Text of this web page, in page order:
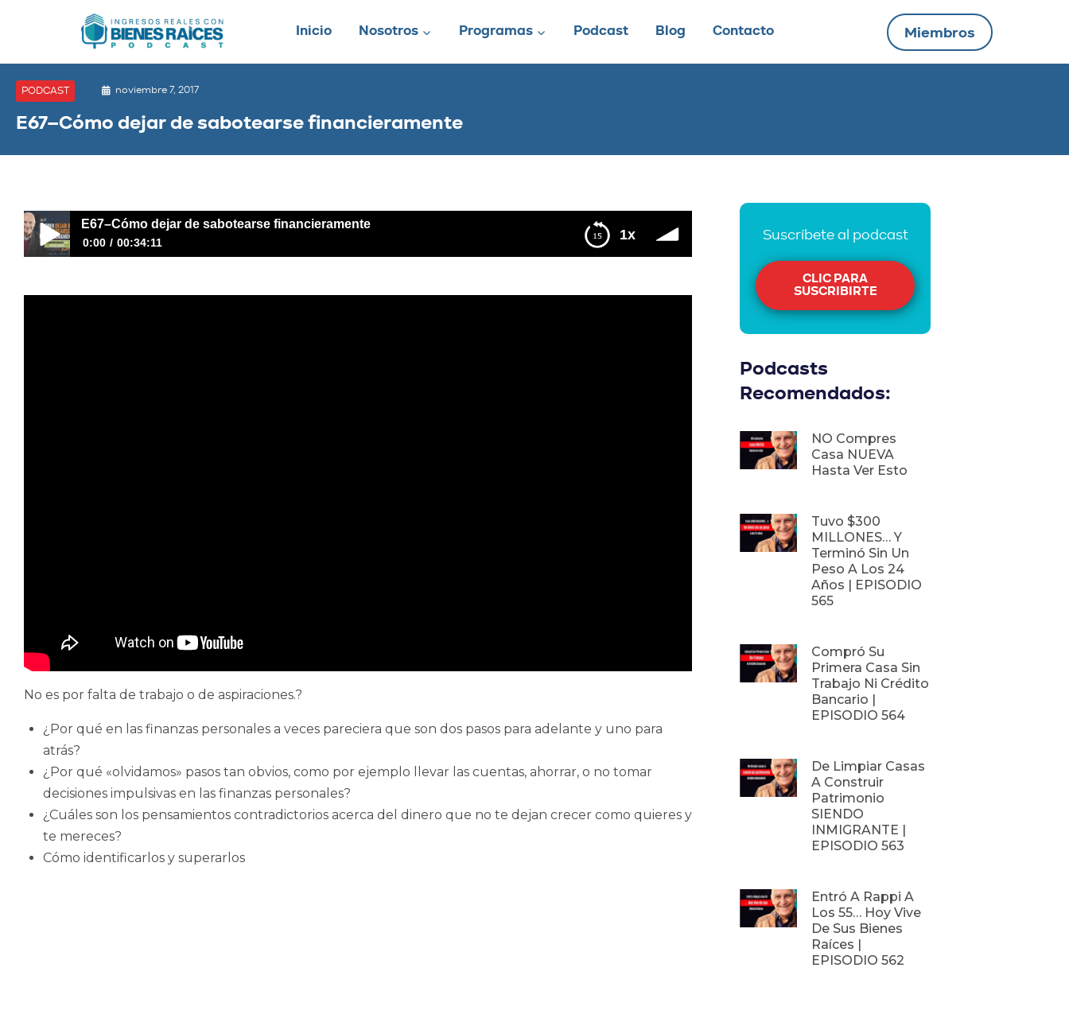
Inicio Nosotros Programas Podcast Blog Contacto Miembros
PODCAST noviembre 7, 2017
E67–Cómo dejar de sabotearse financieramente
1x
E67–Cómo dejar de sabotearse financieramente
0:00 00:34:11
No es por falta de trabajo o de aspiraciones.?
¿Por qué en las finanzas personales a veces pareciera que son dos pasos para adelante y uno para
atrás?
¿Por qué «olvidamos» pasos tan obvios, como por ejemplo llevar las cuentas, ahorrar, o no tomar
decisiones impulsivas en las finanzas personales?
¿Cuáles son los pensamientos contradictorios acerca del dinero que no te dejan crecer como quieres y
te mereces?
Cómo identificarlos y superarlos
Suscríbete al podcast
CLIC PARA
SUSCRIBIRTE
Podcasts
Recomendados:
NO Compres
Casa NUEVA
Hasta Ver Esto
Tuvo $300
MILLONES… Y
Terminó Sin Un
Peso A Los 24
Años | EPISODIO
565
Compró Su
Primera Casa Sin
Trabajo Ni Crédito
Bancario |
EPISODIO 564
De Limpiar Casas
A Construir
Patrimonio
SIENDO
INMIGRANTE |
EPISODIO 563
Entró A Rappi A
Los 55… Hoy Vive
De Sus Bienes
Raíces |
EPISODIO 562